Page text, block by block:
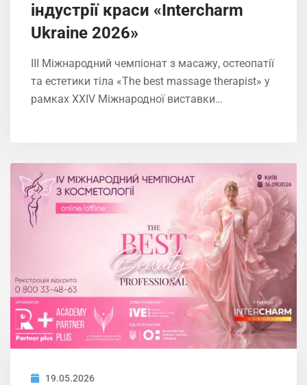
індустрії краси «Intercharm
Ukrainе 2026»
ІIІ Міжнародний чемпіонат з масажу, остеопатії
та естетики тіла «The best massage therapist» у
рамках XXIV Міжнародної виставки…
19.05.2026